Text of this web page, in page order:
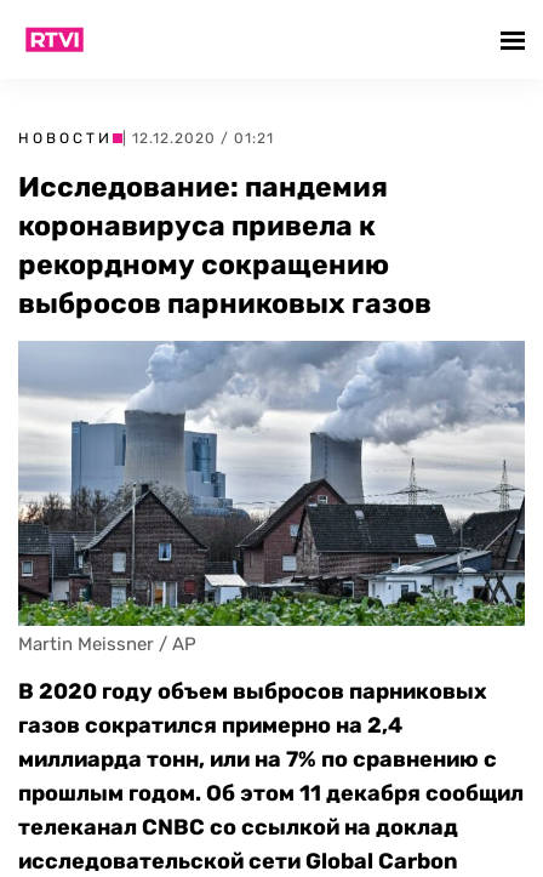
НОВОСТИ | 12.12.2020 / 01:21
Исследование: пандемия
коронавируса привела к
рекордному сокращению
выбросов парниковых газов
Martin Meissner / AP
В 2020 году объем выбросов парниковых
газов сократился примерно на 2,4
миллиарда тонн, или на 7% по сравнению с
прошлым годом. Об этом 11 декабря сообщил
телеканал CNBC со ссылкой на доклад
исследовательской сети Global Carbon